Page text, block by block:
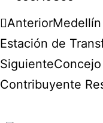
Anterior
Estación de
Siguiente
Contribuyente